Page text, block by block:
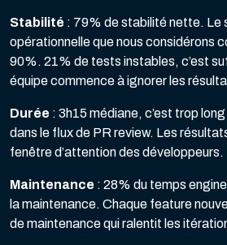
Stabilité : 79% de stabilité nette. Le
opérationnelle que nous considérons
90%. 21% de tests instables, c’est
équipe commence à ignorer les
Durée : 3h15 médiane, c’est trop
dans le flux de PR review. Les
fenêtre d’attention des développeurs.
Maintenance : 28% du temps
la maintenance. Chaque feature
de maintenance qui ralentit les